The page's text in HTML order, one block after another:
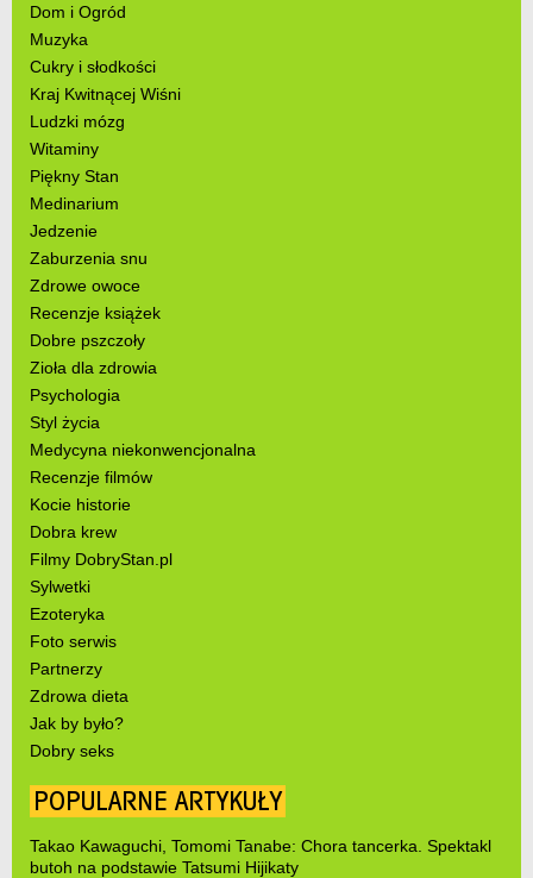
Dom i Ogród
Muzyka
Cukry i słodkości
Kraj Kwitnącej Wiśni
Ludzki mózg
Witaminy
Piękny Stan
Medinarium
Jedzenie
Zaburzenia snu
Zdrowe owoce
Recenzje książek
Dobre pszczoły
Zioła dla zdrowia
Psychologia
Styl życia
Medycyna niekonwencjonalna
Recenzje filmów
Kocie historie
Dobra krew
Filmy DobryStan.pl
Sylwetki
Ezoteryka
Foto serwis
Partnerzy
Zdrowa dieta
Jak by było?
Dobry seks
POPULARNE ARTYKUŁY
Takao Kawaguchi, Tomomi Tanabe: Chora tancerka. Spektakl
butoh na podstawie Tatsumi Hijikaty